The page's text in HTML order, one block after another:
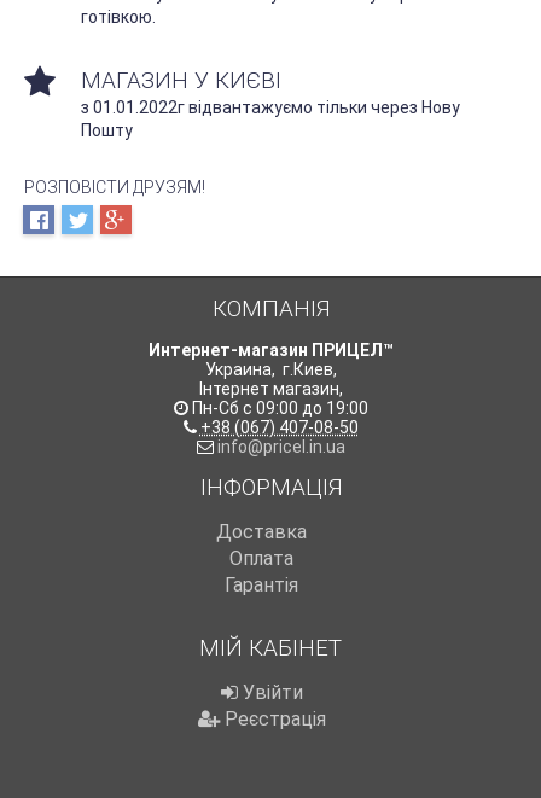
готівкою.
МАГАЗИН У КИЄВІ
з 01.01.2022г відвантажуємо тільки через Нову
Пошту
РОЗПОВІСТИ ДРУЗЯМ!
КОМПАНІЯ
Интернет-магазин ПРИЦЕЛ™
Украина, г.Киев,
Інтернет магазин,
Пн-Сб с 09:00 до 19:00
+38 (067) 407-08-50
info@pricel.in.ua
ІНФОРМАЦІЯ
Доставка
Оплата
Гарантія
МІЙ КАБІНЕТ
Увійти
Реєстрація